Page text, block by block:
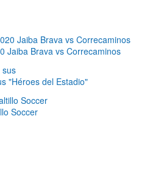
Jaiba Brava vs Correcaminos
"Héroes del Estadio"
Soccer